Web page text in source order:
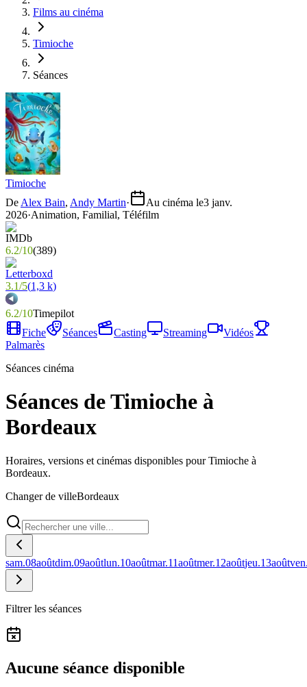
Films au cinéma
Timioche
Séances
Timioche
De Alex Bain, Andy Martin· Au cinéma le3 janv.
2026·Animation, Familial, Téléfilm
6.2/10(389)
3.1/5(1,3 k)
6.2/10Timepilot
Fiche
Séances Casting Streaming
Vidéos
Palmarès
Séances cinéma
Séances de Timioche à
Bordeaux
Horaires, versions et cinémas disponibles pour Timioche à
Bordeaux.
Changer de villeBordeaux
sam.08aoûtdim.09aoûtlun.10aoûtmar.11aoûtmer.12aoûtjeu.13août
Filtrer les séances
Aucune séance disponible